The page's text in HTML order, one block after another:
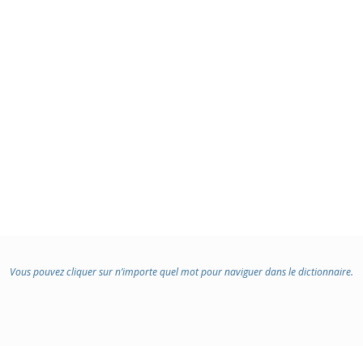
Vous pouvez cliquer sur n’importe quel mot pour naviguer dans le dictionnaire.